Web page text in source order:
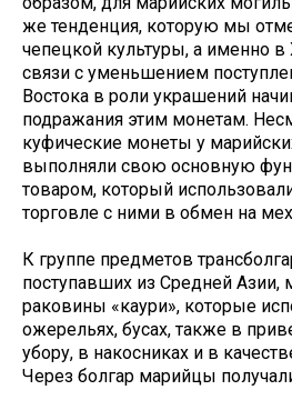
же тенденция, которую мы
чепецкой культуры, а именно в
связи с уменьшением
Востока в роли украшений
подражания этим монетам.
куфические монеты у
выполняли свою основную
товаром, который
торговле с ними в обмен на
К группе предметов
поступавших из Средней Азии,
раковины «каури», которые
ожерельях, бусах, также в
убору, в накосниках и в
Через болгар марийцы